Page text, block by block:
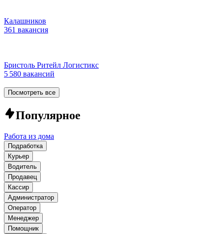
Калашников
361 вакансия
Бристоль Ритейл Логистикс
5 580 вакансий
Посмотреть все
Популярное
Работа из дома
Подработка
Курьер
Водитель
Продавец
Кассир
Администратор
Оператор
Менеджер
Помощник